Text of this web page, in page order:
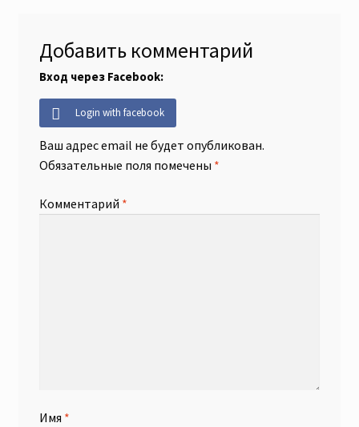
Добавить комментарий
Вход через Facebook:
Login with facebook
Ваш адрес email не будет опубликован.
Обязательные поля помечены *
Комментарий *
Имя *